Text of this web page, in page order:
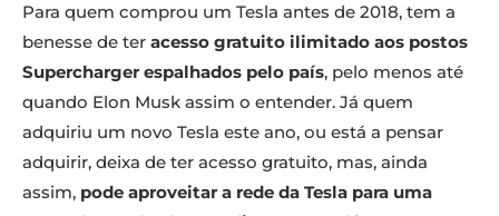
Para quem comprou um Tesla antes de 2018, tem a
benesse de ter acesso gratuito ilimitado aos postos
Supercharger espalhados pelo país, pelo menos até
quando Elon Musk assim o entender. Já quem
adquiriu um novo Tesla este ano, ou está a pensar
adquirir, deixa de ter acesso gratuito, mas, ainda
assim, pode aproveitar a rede da Tesla para uma